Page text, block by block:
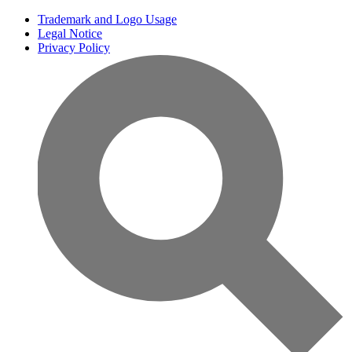
Trademark and Logo Usage
Legal Notice
Privacy Policy